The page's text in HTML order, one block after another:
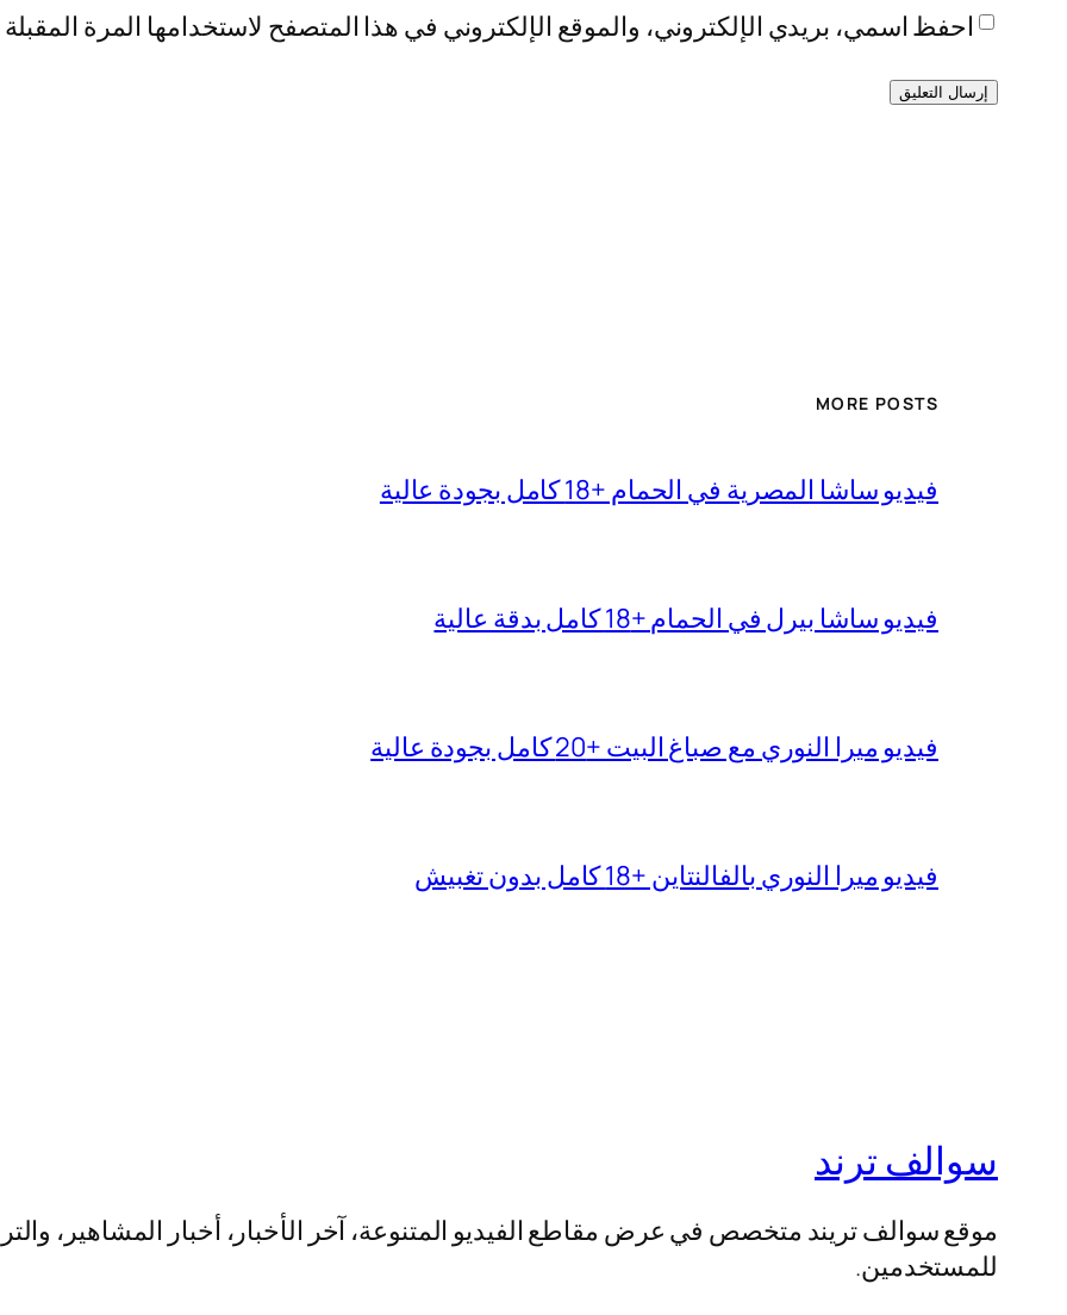
احفظ اسمي، بريدي الإلكتروني، والموقع الإلكتروني في هذا المتصفح لاستخدامها المرة
MORE POSTS
فيديو ساشا المصرية في الحمام +18 كامل بجودة عالية
فيديو ساشا بيرل في الحمام +18 كامل بدقة عالية
فيديو ميرا النوري مع صباغ البيت +20 كامل بجودة عالية
فيديو ميرا النوري بالفالنتاين +18 كامل بدون تغبيش
سوالف ترند
موقع سوالف تريند متخصص في عرض مقاطع الفيديو المتنوعة، آخر الأخبار، أخبار المشاهير،
للمستخدمين.